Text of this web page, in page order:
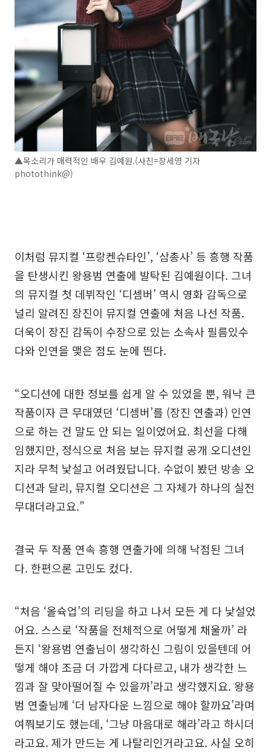
▲목소리가 매력적인 배우 김예원.(사진=장세영 기자
photothink@)
이처럼 뮤지컬 ‘프랑켄슈타인’, ‘삼총사’ 등 흥행 작품
을 탄생시킨 왕용범 연출에 발탁된 김예원이다. 그녀
의 뮤지컬 첫 데뷔작인 ‘디셈버’ 역시 영화 감독으로
널리 알려진 장진이 뮤지컬 연출에 처음 나선 작품.
더욱이 장진 감독이 수장으로 있는 소속사 필름있수
다와 인연을 맺은 점도 눈에 띈다.
“오디션에 대한 정보를 쉽게 알 수 있었을 뿐, 워낙 큰
작품이자 큰 무대였던 ‘디셈버’를 (장진 연출과) 인연
으로 하는 건 말도 안 되는 일이었어요. 최선을 다해
임했지만, 정식으로 처음 보는 뮤지컬 공개 오디션인
지라 무척 낯설고 어려웠답니다. 수없이 봤던 방송 오
디션과 달리, 뮤지컬 오디션은 그 자체가 하나의 실전
무대더라고요.”
결국 두 작품 연속 흥행 연출가에 의해 낙점된 그녀
다. 한편으론 고민도 컸다.
“처음 ‘올슉업’의 리딩을 하고 나서 모든 게 다 낯설었
어요. 스스로 ‘작품을 전체적으로 어떻게 채울까’ 라
든지 ‘왕용범 연출님이 생각하신 그림이 있을텐데 어
떻게 해야 조금 더 가깝게 다다르고, 내가 생각한 느
낌과 잘 맞아떨어질 수 있을까’라고 생각했지요. 왕용
범 연출님께 ‘더 남자다운 느낌으로 해야 할까요’라며
여쭤보기도 했는데, ‘그냥 마음대로 해라’라고 하시더
라고요. 제가 만드는 게 나탈리인거라고요. 사실 오히